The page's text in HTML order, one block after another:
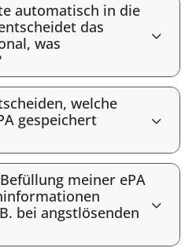
automatisch in die
das
was
welche
gespeichert
meiner ePA
bei angstlösenden